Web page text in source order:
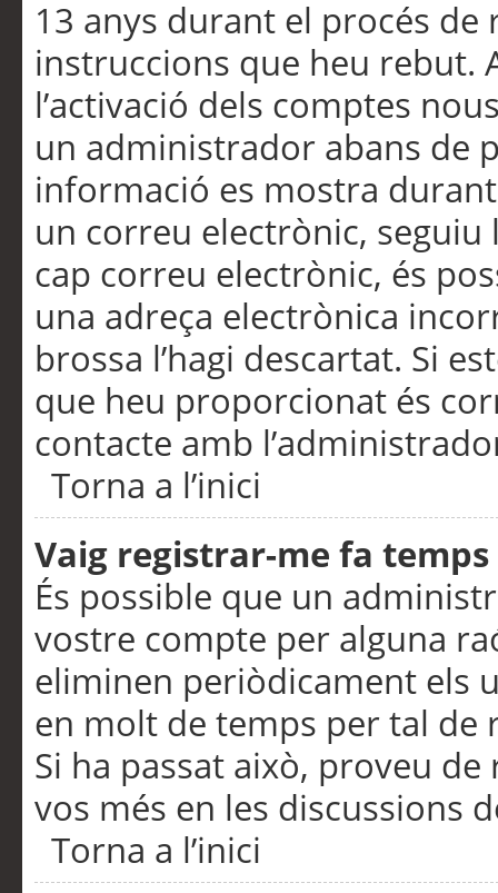
13 anys durant el procés de
instruccions que heu rebut.
l’activació dels comptes
un administrador abans de
informació es mostra
un correu electrònic,
cap correu electrònic, és
una adreça electrònica
brossa l’hagi descartat. Si
que heu proporcionat és
contacte amb
Torna a l’inici
Vaig registrar-me fa
És possible que un
vostre compte per alguna
eliminen periòdicament els
en molt de temps per tal de
Si ha passat això, proveu
vos més en les discussions
Torna a l’inici